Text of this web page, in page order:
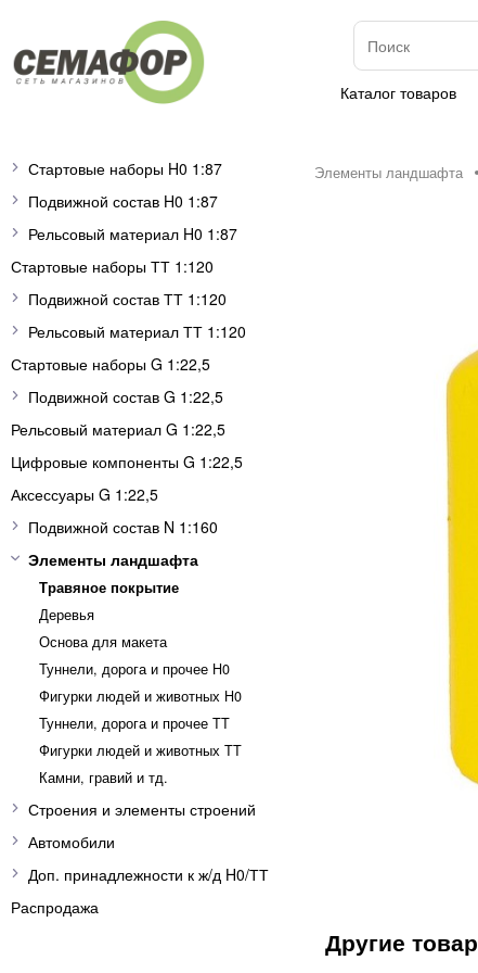
Каталог товаров
Стартовые наборы H0 1:87
Подвижной состав H0 1:87
Рельсовый материал H0 1:87
Стартовые наборы ТТ 1:120
Подвижной состав ТТ 1:120
Рельсовый материал ТТ 1:120
Стартовые наборы G 1:22,5
Подвижной состав G 1:22,5
Рельсовый материал G 1:22,5
Цифровые компоненты G 1:22,5
Аксессуары G 1:22,5
Подвижной состав N 1:160
Элементы ландшафта
Травяное покрытие
Деревья
Основа для макета
Туннели, дорога и прочее H0
Фигурки людей и животных H0
Туннели, дорога и прочее TT
Фигурки людей и животных TT
Камни, гравий и тд.
Строения и элементы строений
Автомобили
Доп. принадлежности к ж/д H0/ТТ
Распродажа
Элементы ландшафта